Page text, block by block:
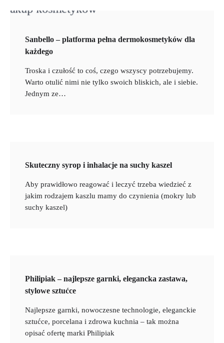
Sanbello – platforma pełna dermokosmetyków dla
każdego
Troska i czułość to coś, czego wszyscy potrzebujemy.
Warto otulić nimi nie tylko swoich bliskich, ale i siebie.
Jednym ze…
Skuteczny syrop i inhalacje na suchy kaszel
Aby prawidłowo reagować i leczyć trzeba wiedzieć z
jakim rodzajem kaszlu mamy do czynienia (mokry lub
suchy kaszel)
Philipiak – najlepsze garnki, elegancka zastawa,
stylowe sztućce
Najlepsze garnki, nowoczesne technologie, eleganckie
sztućce, porcelana i zdrowa kuchnia – tak można
opisać ofertę marki Philipiak